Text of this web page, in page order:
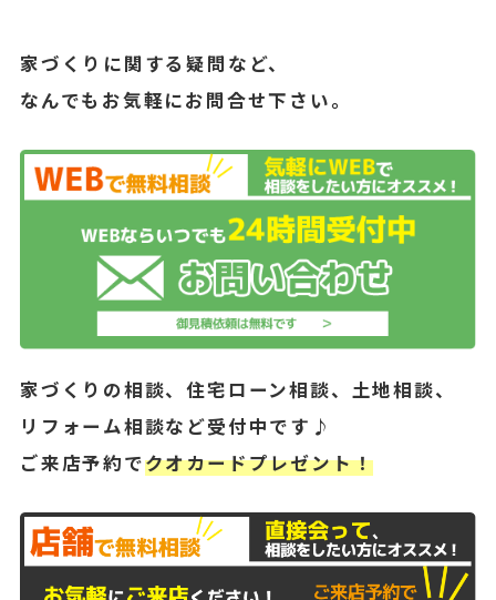
家づくりに関する疑問など、
なんでもお気軽にお問合せ下さい。
家づくりの相談、住宅ローン相談、土地相談、
リフォーム相談など受付中です♪
ご来店予約でクオカードプレゼント！